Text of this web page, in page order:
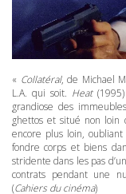
« Collatéral, de Michael
L.A. qui soit. Heat
grandiose des
ghettos et situé non loin
encore plus loin,
fondre corps et biens
stridente dans les pas
contrats pendant une
(Cahiers du cinéma)